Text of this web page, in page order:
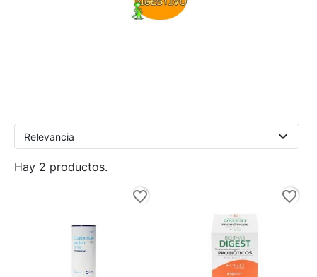
Hay 2 productos.
Relevancia expand_more
favorite_border favorite_border